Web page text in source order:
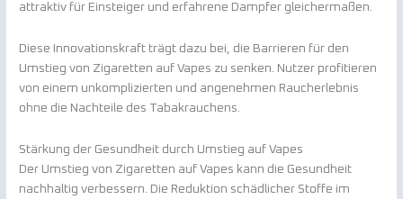
attraktiv für Einsteiger und erfahrene Dampfer gleichermaßen.
Diese Innovationskraft trägt dazu bei, die Barrieren für den
Umstieg von Zigaretten auf Vapes zu senken. Nutzer profitieren
von einem unkomplizierten und angenehmen Raucherlebnis
ohne die Nachteile des Tabakrauchens.
Stärkung der Gesundheit durch Umstieg auf Vapes
Der Umstieg von Zigaretten auf Vapes kann die Gesundheit
nachhaltig verbessern. Die Reduktion schädlicher Stoffe im